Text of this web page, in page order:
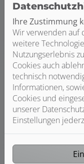
Hier
Ihre Zustimmung
Wir verwenden auf
weitere
Nutzungserlebnis
Cookies auch
technisch
Informationen,
Cookies und
unserer
Einstellungen